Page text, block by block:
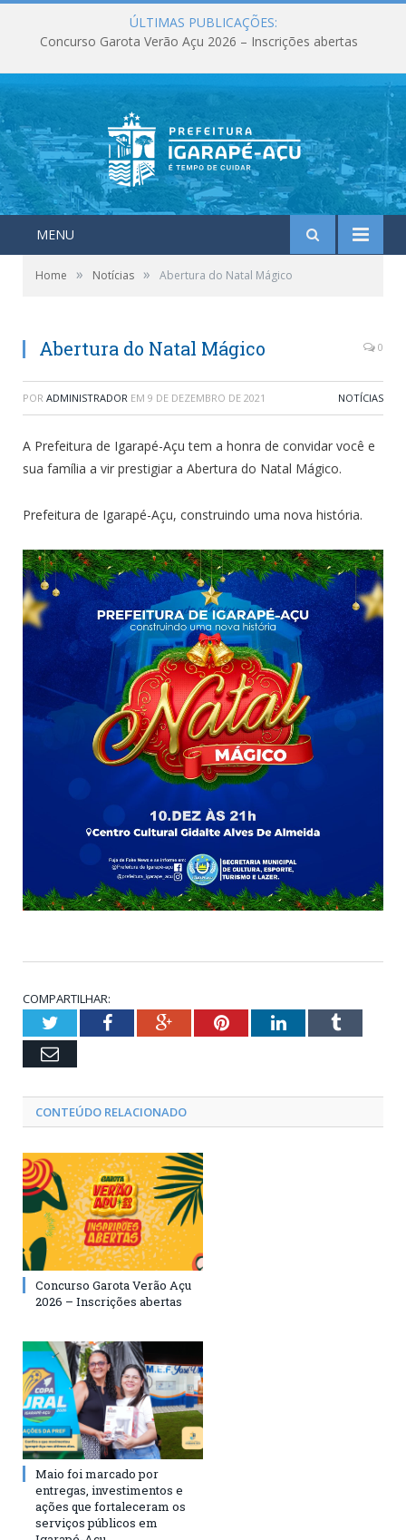
ÚLTIMAS PUBLICAÇÕES:
Concurso Garota Verão Açu 2026 – Inscrições abertas
MENU
Home » Notícias » Abertura do Natal Mágico
Abertura do Natal Mágico 0
POR ADMINISTRADOR EM 9 DE DEZEMBRO DE 2021 NOTÍCIAS
A Prefeitura de Igarapé-Açu tem a honra de convidar você e
sua família a vir prestigiar a Abertura do Natal Mágico.
Prefeitura de Igarapé-Açu, construindo uma nova história.
COMPARTILHAR:
TwitterFacebookGoogle+PinterestLinkedInTumblr
Email
CONTEÚDO RELACIONADO
Concurso Garota Verão Açu
2026 – Inscrições abertas
Maio foi marcado por
entregas, investimentos e
ações que fortaleceram os
serviços públicos em